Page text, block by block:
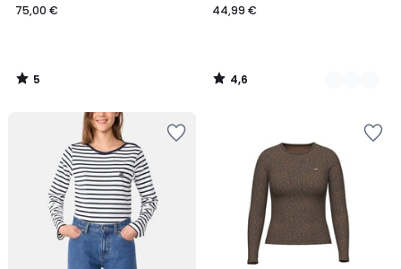
75,00 €
5
/
44,99 €
4,6
/